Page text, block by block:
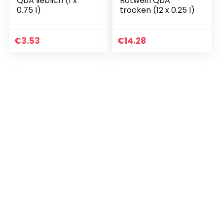
0.75 l)
€3.53
trocken (12 x 0.25 l)
€14.28